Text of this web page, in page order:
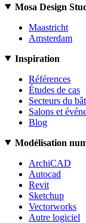
Mosa Design
Maastricht
Amsterdam
Inspiration
Références
Études de cas
Secteurs du
Salons et
Blog
Modélisation
ArchiCAD
Autocad
Revit
Sketchup
Vectorworks
Autre logiciel